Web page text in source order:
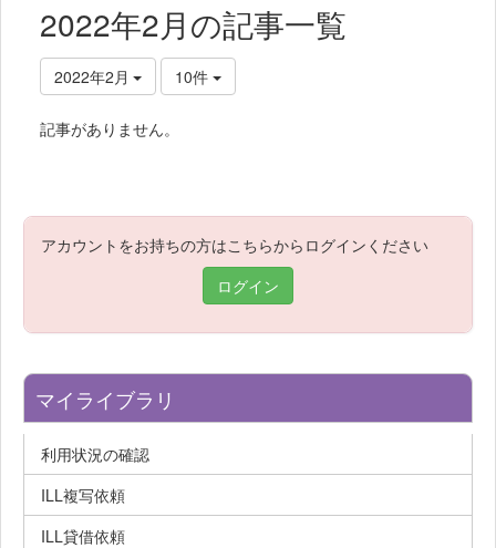
2022年2月の記事一覧
2022年2月 10件
記事がありません。
アカウントをお持ちの方はこちらからログインください
ログイン
マイライブラリ
利用状況の確認
ILL複写依頼
ILL貸借依頼